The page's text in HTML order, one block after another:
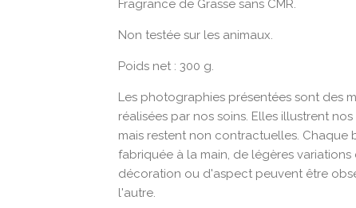
Fragrance de Grasse sans CMR.
Non testée sur les animaux.
Poids net : 300 g.
Les photographies présentées sont des
réalisées par nos soins. Elles illustrent
mais restent non contractuelles. Chaque
fabriquée à la main, de légères
décoration ou d'aspect peuvent être
l'autre.